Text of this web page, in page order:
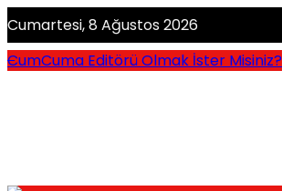
Cumartesi, 8 Ağustos 2026
CumCuma Editörü Olmak İster Misiniz?